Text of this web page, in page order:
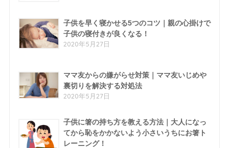
子供を早く寝かせる5つのコツ｜親の心掛けで
子供の寝付きが良くなる！
2020年5月27日
ママ友からの嫌がらせ対策｜ママ友いじめや
裏切りを解決する対処法
2020年5月27日
子供に箸の持ち方を教える方法｜大人になっ
てから恥をかかないよう小さいうちにお箸ト
レーニング！